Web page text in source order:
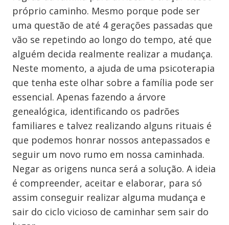
próprio caminho. Mesmo porque pode ser
uma questão de até 4 gerações passadas que
vão se repetindo ao longo do tempo, até que
alguém decida realmente realizar a mudança.
Neste momento, a ajuda de uma psicoterapia
que tenha este olhar sobre a família pode ser
essencial. Apenas fazendo a árvore
genealógica, identificando os padrões
familiares e talvez realizando alguns rituais é
que podemos honrar nossos antepassados e
seguir um novo rumo em nossa caminhada.
Negar as origens nunca será a solução. A ideia
é compreender, aceitar e elaborar, para só
assim conseguir realizar alguma mudança e
sair do ciclo vicioso de caminhar sem sair do